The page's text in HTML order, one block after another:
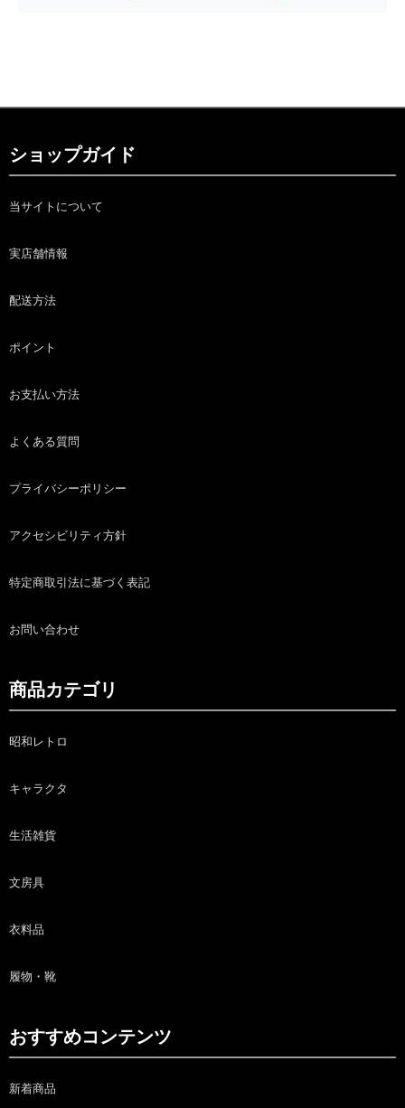
ショップガイド
当サイトについて
実店舗情報
配送方法
ポイント
お支払い方法
よくある質問
プライバシーポリシー
アクセシビリティ方針
特定商取引法に基づく表記
お問い合わせ
商品カテゴリ
昭和レトロ
キャラクタ
生活雑貨
文房具
衣料品
履物・靴
おすすめコンテンツ
新着商品